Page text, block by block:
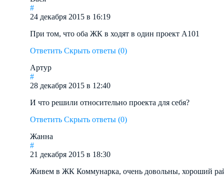
#
24 декабря 2015 в 16:19
При том, что оба ЖК в ходят в один проект А101
Ответить Скрыть ответы (0)
Артур
#
28 декабря 2015 в 12:40
И что решили относительно проекта для себя?
Ответить Скрыть ответы (0)
Жанна
#
21 декабря 2015 в 18:30
Живем в ЖК Коммунарка, очень довольны, хороший